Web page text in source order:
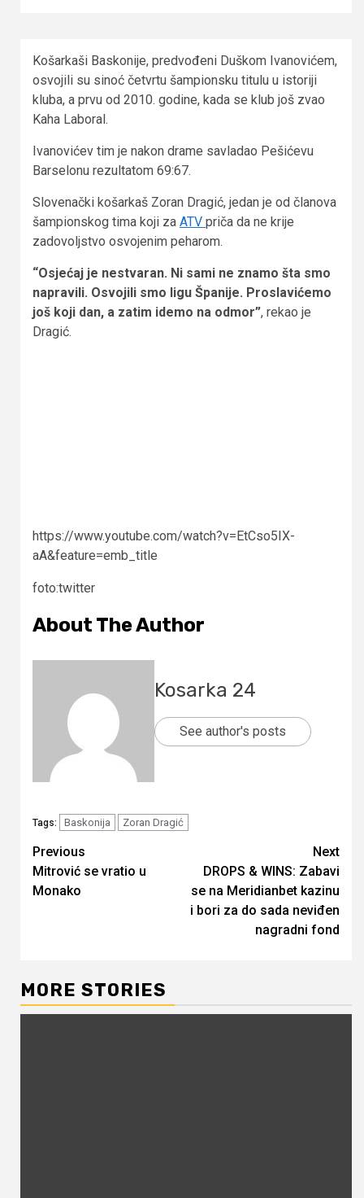
Košarkaši Baskonije, predvođeni Duškom Ivanovićem,
osvojili su sinoć četvrtu šampionsku titulu u istoriji
kluba, a prvu od 2010. godine, kada se klub još zvao
Kaha Laboral.
Ivanovićev tim je nakon drame savladao Pešićevu
Barselonu rezultatom 69:67.
Slovenački košarkaš Zoran Dragić, jedan je od članova
šampionskog tima koji za ATV priča da ne krije
zadovoljstvo osvojenim peharom.
“Osjećaj je nestvaran. Ni sami ne znamo šta smo
napravili. Osvojili smo ligu Španije. Proslavićemo
još koji dan, a zatim idemo na odmor”, rekao je
Dragić.
https://www.youtube.com/watch?v=EtCso5IX-
aA&feature=emb_title
foto:twitter
About The Author
Kosarka 24
See author's posts
Tags: Baskonija Zoran Dragić
Continue
Reading
Previous
Mitrović se vratio u
Monako
Next
DROPS & WINS: Zabavi
se na Meridianbet kazinu
i bori za do sada neviđen
nagradni fond
MORE STORIES